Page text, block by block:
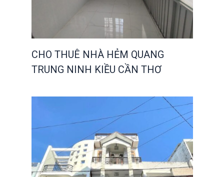
CHO THUÊ NHÀ HẺM QUANG
TRUNG NINH KIỀU CẦN THƠ